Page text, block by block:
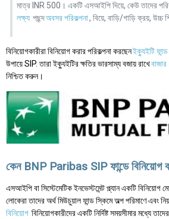
মাত্র INR 500। একটি এসআইপি দিয়ে, কেউ তাদের
লক্ষ্য পছন্দঅবসর পরিকল্পনা, বিয়ে, বাড়ি/গাড়ি ক্রয়, উচ্চ
বিনিয়োগকারীরা বিনিয়োগ করার পরিকল্পনা করছেনইক্যুইটি ফান্ড
উপায়ে SIP. তারা ইক্যুইটির ক্ষতির ভারসাম্য বজায় রাখেবাজার
নিশ্চিত করুন।
কেন BNP Paribas SIP ফান্ডে বিনিয়োগ
এসআইপি বা সিস্টেমেটিক ইনভেস্টমেন্ট প্ল্যান একটি বিনিয়োগ
লোকেরা তাদের অর্থ মিউচুয়াল ফান্ড স্কিমে অল্প পরিমাণে এবং
বিনিয়োগ বিনিয়োগকারীদের একটি নির্দিষ্ট সময়সীমার মধ্যে